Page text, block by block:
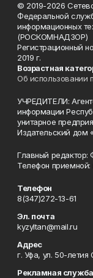
© 2019-2026
Федеральной
информационных
(РОСКОМНАДЗОР)
Регистрационный
2019 г.
Возрастная
Об использовании
УЧРЕДИТЕЛИ:
информации
унитарное
Издательский дом
Главный редактор:
Телефон приемной:
Телефон
8(347)272-13-61
Эл. почта
kyzyltan@mail.ru
Адрес
г. Уфа, ул. 50-летия
Рекламная служба